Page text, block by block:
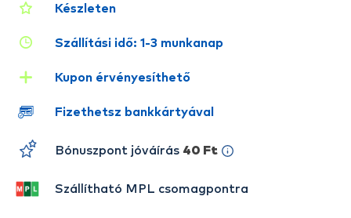
Készleten
Szállítási idő: 1-3 munkanap
Kupon érvényesíthető
Fizethetsz bankkártyával
Bónuszpont jóváírás 40 Ft
Szállítható MPL csomagpontra